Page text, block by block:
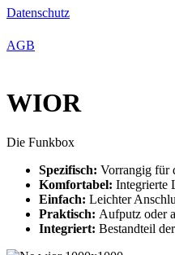
Datenschutz
AGB
WIOR
Die Funkbox
Spezifisch: Vorrangig für
Komfortabel: Integrierte
Einfach: Leichter
Praktisch: Aufputz oder
Integriert: Bestandteil